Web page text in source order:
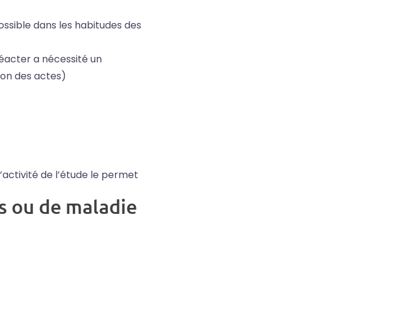
dans les habitudes des
a nécessité un
des actes)
de l’étude le permet
ou de maladie